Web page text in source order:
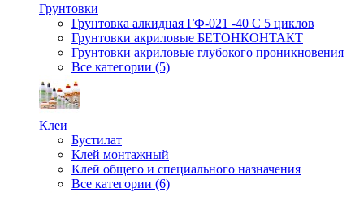
Грунтовки
Грунтовка алкидная ГФ-021 -40 С 5 циклов
Грунтовки акриловые БЕТОНКОНТАКТ
Грунтовки акриловые глубокого проникновения
Все категории (5)
Клеи
Бустилат
Клей монтажный
Клей общего и специального назначения
Все категории (6)